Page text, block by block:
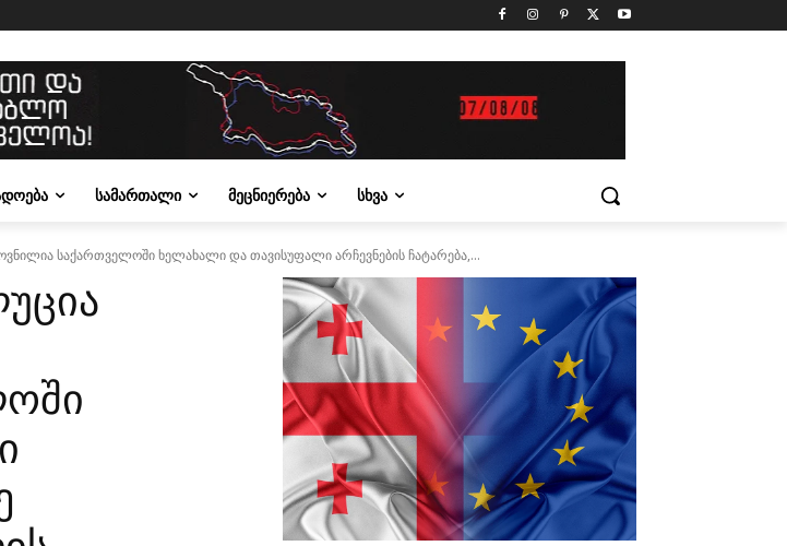
ᲡᲐᲛᲐᲠᲗᲐᲚᲘ ᲛᲔᲪᲜᲘᲔᲠᲔᲑᲐ ᲡᲮᲕᲐ
საქართველოში ხელახალი და თავისუფალი არჩევნების ჩატარება,...